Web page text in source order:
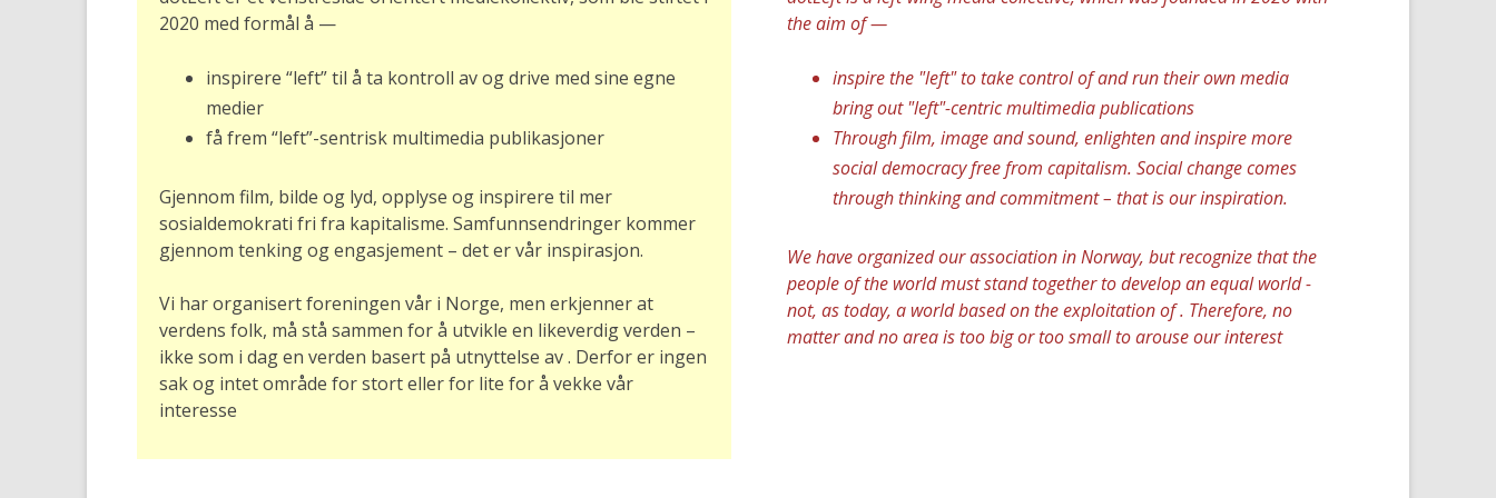
2020 med formål å —
inspirere “left” til å ta kontroll av og drive med sine egne
medier
få frem “left”-sentrisk multimedia publikasjoner
Gjennom film, bilde og lyd, opplyse og inspirere til mer
sosialdemokrati fri fra kapitalisme. Samfunnsendringer kommer
gjennom tenking og engasjement – det er vår inspirasjon.
Vi har organisert foreningen vår i Norge, men erkjenner at
verdens folk, må stå sammen for å utvikle en likeverdig verden –
ikke som i dag en verden basert på utnyttelse av . Derfor er ingen
sak og intet område for stort eller for lite for å vekke vår
interesse
the aim of —
inspire the "left" to take control of and run their own media
bring out "left"-centric multimedia publications
Through film, image and sound, enlighten and inspire more
social democracy free from capitalism. Social change comes
through thinking and commitment – that is our inspiration.
We have organized our association in Norway, but recognize that the
people of the world must stand together to develop an equal world -
not, as today, a world based on the exploitation of . Therefore, no
matter and no area is too big or too small to arouse our interest